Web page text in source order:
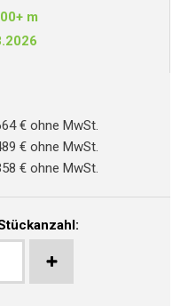
m
€ ohne MwSt.
€ ohne MwSt.
€ ohne MwSt.